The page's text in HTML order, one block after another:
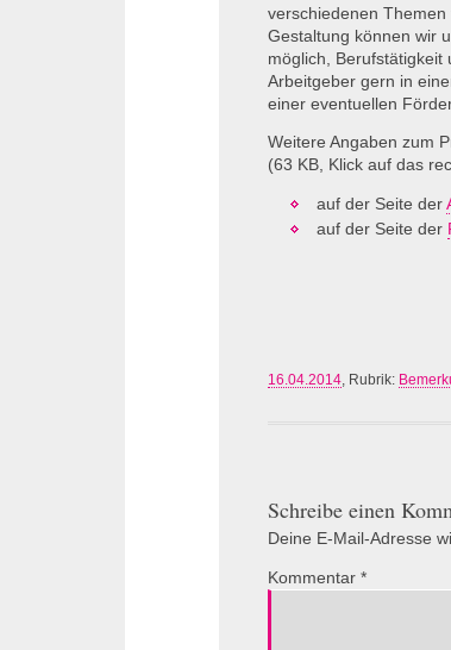
verschiedenen
Gestaltung können wir
möglich, Berufstätigkeit
Arbeitgeber gern in
einer eventuellen
Weitere Angaben zum
(63 KB, Klick auf das
auf der Seite der
auf der Seite der
16.04.2014 , Rubrik:
Schreibe einen
Deine E-Mail-Adresse
Kommentar*